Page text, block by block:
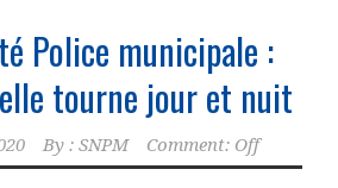
Police municipale :
tourne jour et nuit
By : SNPM Comment: Off